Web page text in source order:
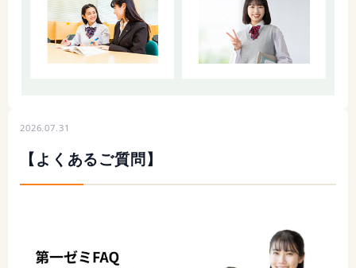
2026.07.31
【よくあるご質問】